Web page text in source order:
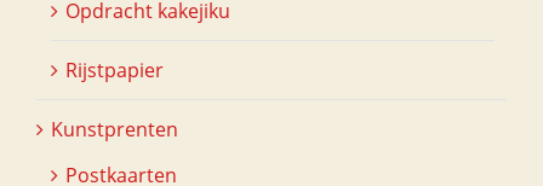
Opdracht kakejiku
Rijstpapier
Kunstprenten
Postkaarten